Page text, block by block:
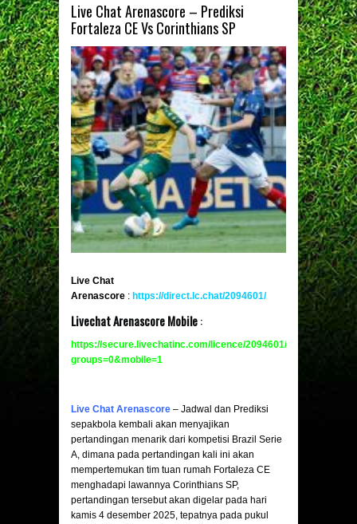
Live Chat Arenascore – Prediksi
Fortaleza CE Vs Corinthians SP
Live Chat
Arenascore : https://direct.lc.chat/2094601/
Livechat Arenascore Mobile:
https://secure.livechatinc.com/licence/2094601/v2/
groups=0&mobile=1
Live Chat Arenascore – Jadwal dan Prediksi
sepakbola kembali akan menyajikan
pertandingan menarik dari kompetisi Brazil Serie
A, dimana pada pertandingan kali ini akan
mempertemukan tim tuan rumah Fortaleza CE
menghadapi lawannya Corinthians SP,
pertandingan tersebut akan digelar pada hari
kamis 4 desember 2025, tepatnya pada pukul